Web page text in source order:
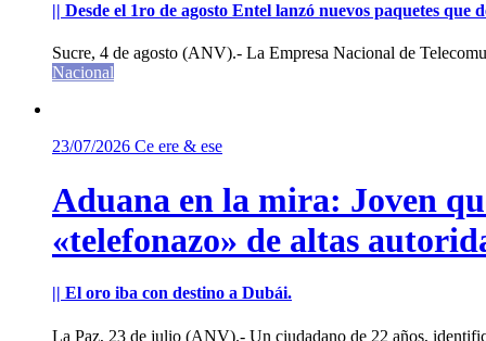
|| Desde el 1ro de agosto Entel lanzó nuevos paquetes
Sucre, 4 de agosto (ANV).- La Empresa Nacional de
Nacional
23/07/2026 Ce ere & ese
Aduana en la mira: Joven
«telefonazo» de altas
|| El oro iba con destino a Dubái.
La Paz, 23 de julio (ANV).- Un ciudadano de 22 años,